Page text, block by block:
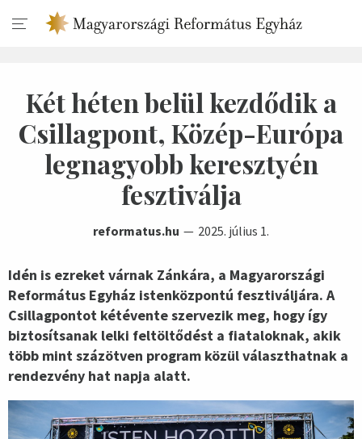
Két héten belül kezdődik a
Csillagpont, Közép-Európa
legnagyobb keresztyén
fesztiválja
reformatus.hu 2025. július 1.
Idén is ezreket várnak Zánkára, a Magyarországi
Református Egyház istenközpontú fesztiváljára. A
Csillagpontot kétévente szervezik meg, hogy így
biztosítsanak lelki feltöltődést a fiataloknak, akik
több mint százötven program közül választhatnak a
rendezvény hat napja alatt.